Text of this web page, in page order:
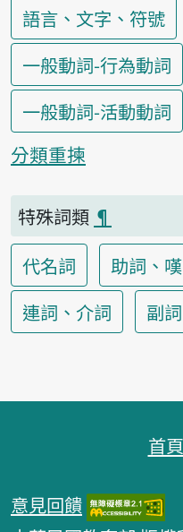
語言、文字、符號
一般動詞-行為動詞
一般動詞-活動動詞
分類重揀
特殊詞類 ¶
代名詞
助詞、
連詞、介詞
副詞
首頁
意見回饋